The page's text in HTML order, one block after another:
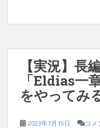
【実況】長
「Eldias一
をやってみ
2023年7月15日 コメ